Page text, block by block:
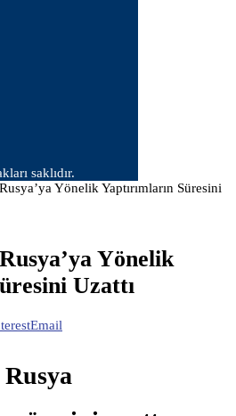
saklıdır.
Yönelik Yaptırımların Süresini
Yönelik
Uzattı
Email